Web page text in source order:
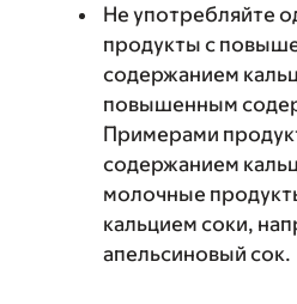
Не употребляйте
продукты с
содержанием
повышенным
Примерами
содержанием
молочные
кальцием соки,
апельсиновый сок.